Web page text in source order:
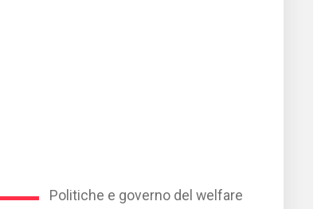
Politiche e governo del welfare